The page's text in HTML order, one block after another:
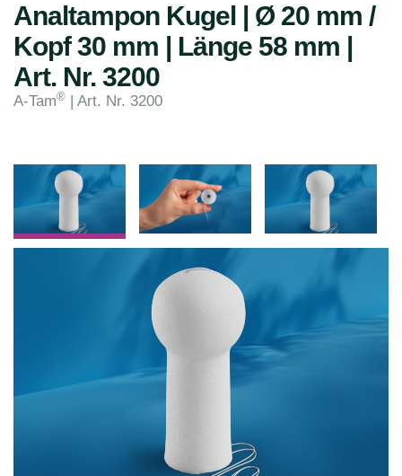
Analtampon Kugel | Ø 20 mm /
Kopf 30 mm | Länge 58 mm |
Art. Nr. 3200
A-Tam® | Art. Nr. 3200